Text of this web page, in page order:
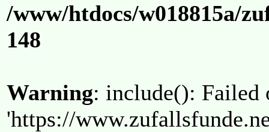
/www/htdocs/w018815a/
148
Warning: include(): Failed
'https://